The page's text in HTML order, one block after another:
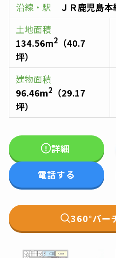
沿線・駅 ＪＲ鹿児島
土地面積
134.56m2 （40.7
坪）
建物面積
96.46m2 （29.17
坪）
詳細
電話する
360°バー